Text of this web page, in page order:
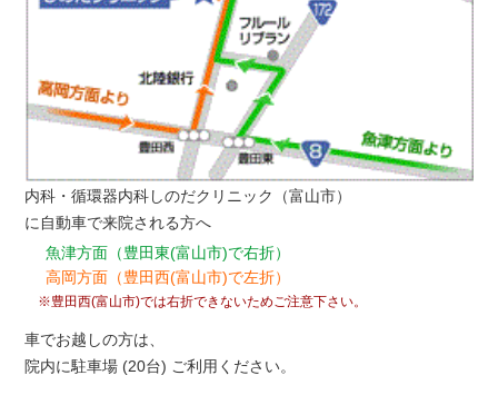
内科・循環器内科しのだクリニック（富山市）
に自動車で来院される方へ
魚津方面（豊田東(富山市)で右折）
高岡方面（豊田西(富山市)で左折）
※豊田西(富山市)では右折できないためご注意下さい。
車でお越しの方は、
院内に駐車場 (20台) ご利用ください。